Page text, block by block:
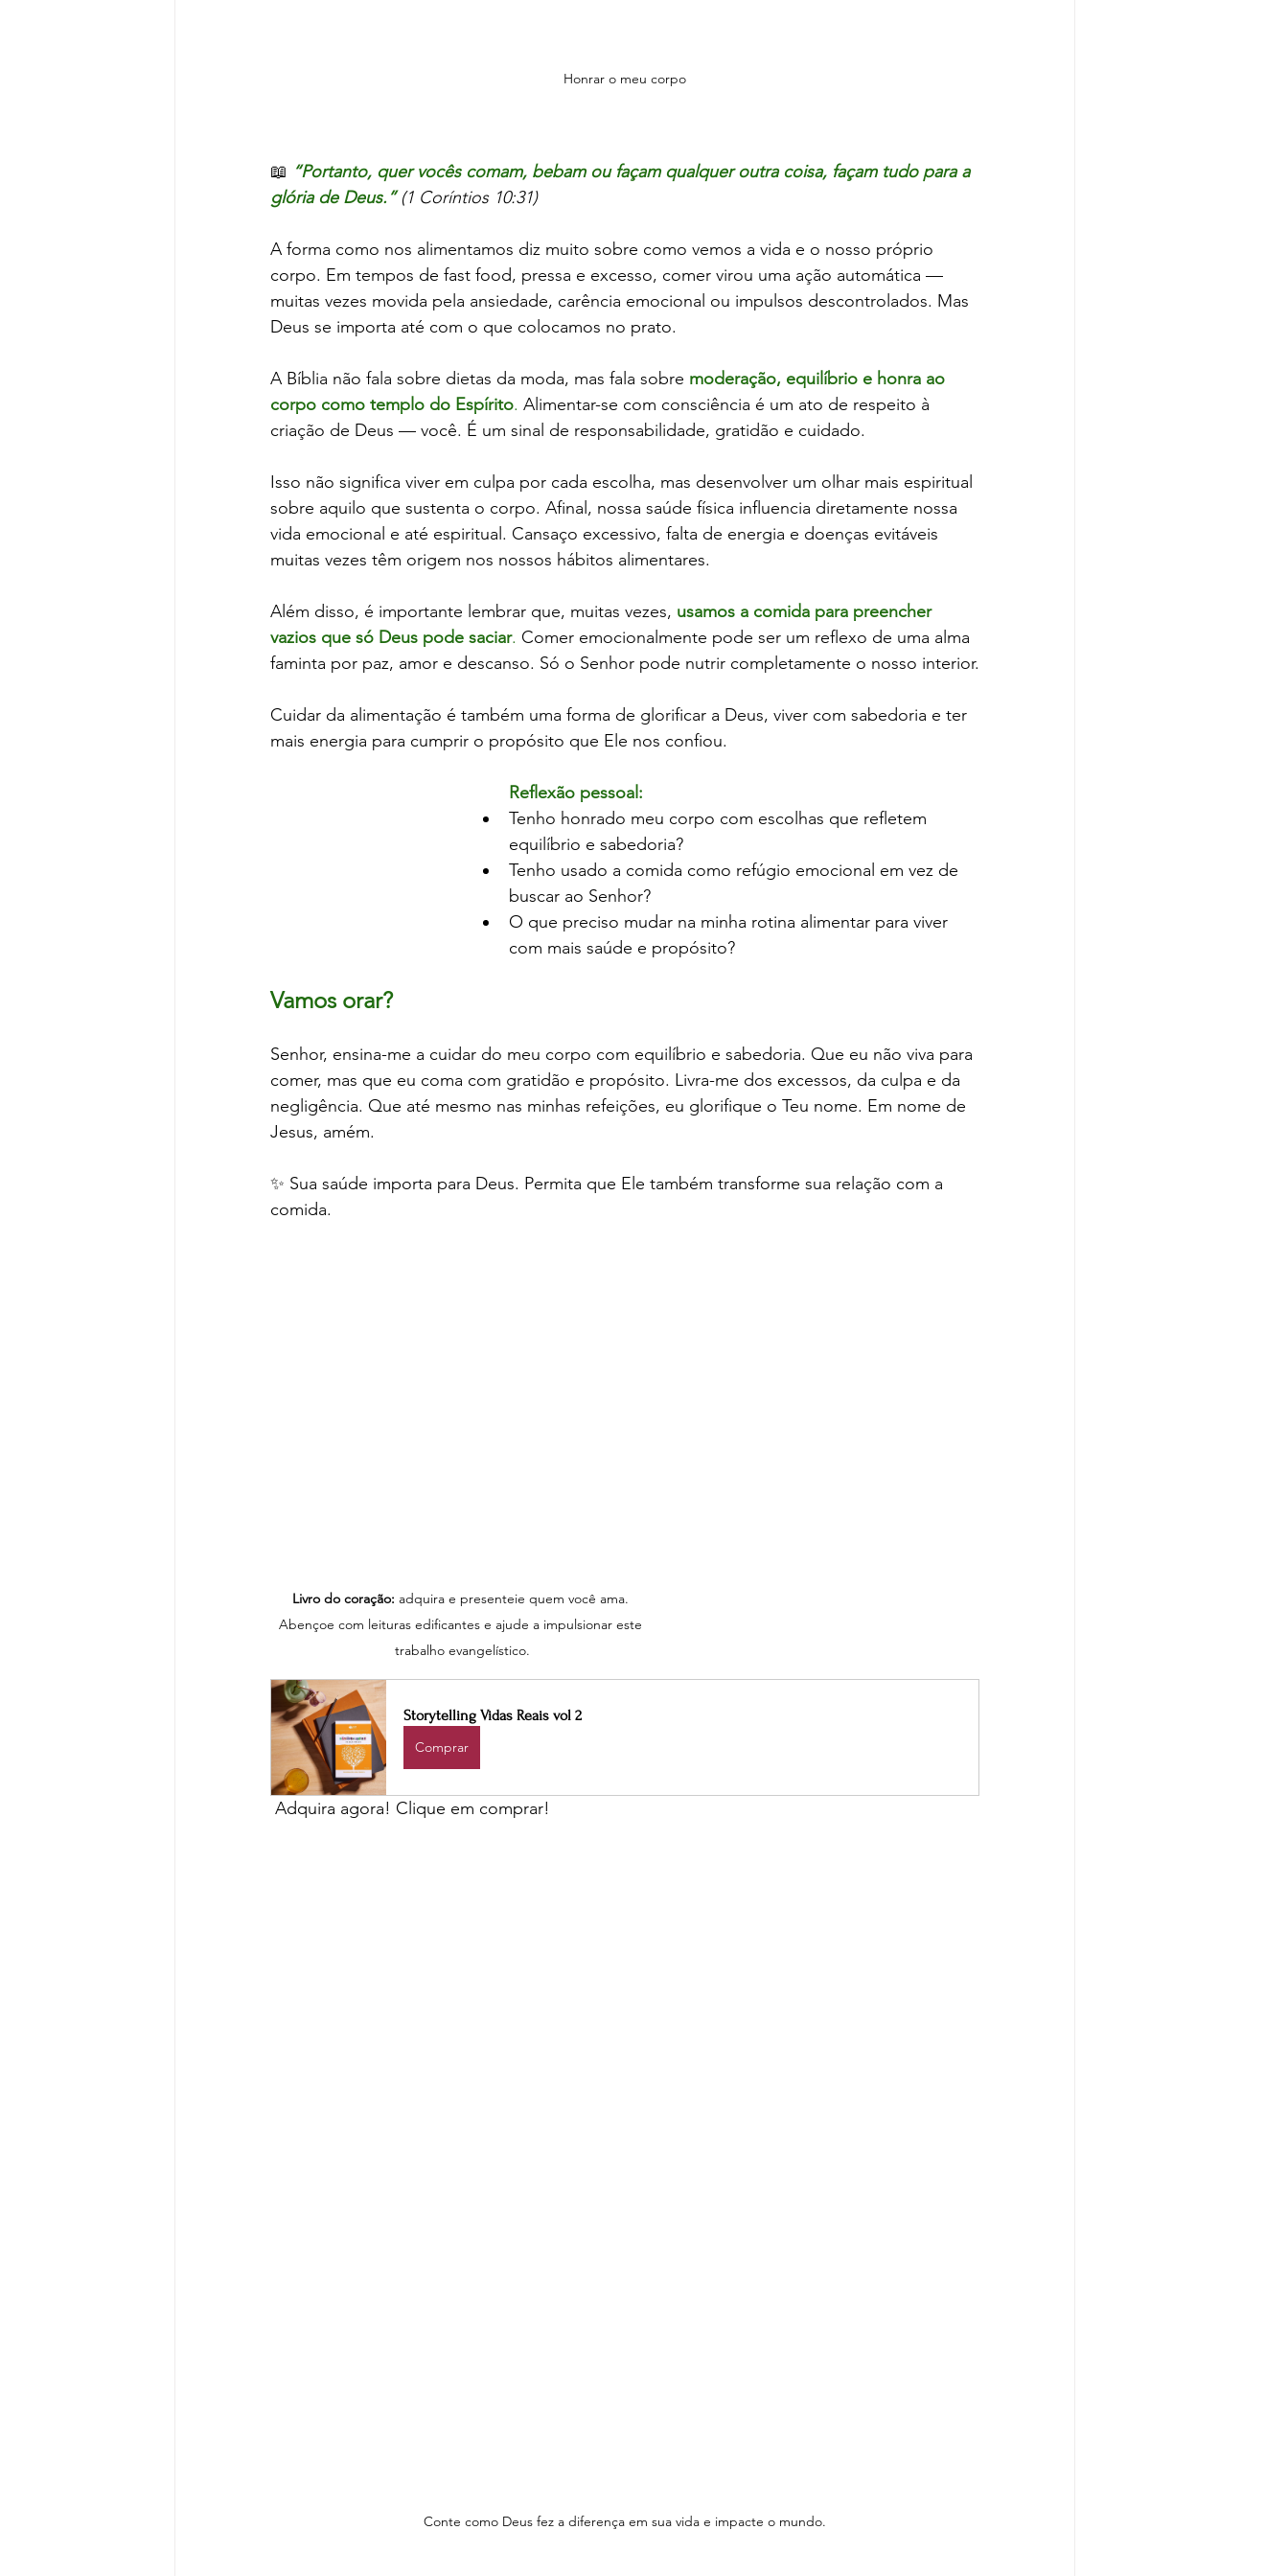
Honrar o meu corpo
📖 “Portanto, quer vocês comam, bebam ou façam qualquer outra coisa, façam tudo para a
glória de Deus.” (1 Coríntios 10:31)
A forma como nos alimentamos diz muito sobre como vemos a vida e o nosso próprio
corpo. Em tempos de fast food, pressa e excesso, comer virou uma ação automática —
muitas vezes movida pela ansiedade, carência emocional ou impulsos descontrolados. Mas
Deus se importa até com o que colocamos no prato.
A Bíblia não fala sobre dietas da moda, mas fala sobre moderação, equilíbrio e honra ao
corpo como templo do Espírito. Alimentar-se com consciência é um ato de respeito à
criação de Deus — você. É um sinal de responsabilidade, gratidão e cuidado.
Isso não significa viver em culpa por cada escolha, mas desenvolver um olhar mais espiritual
sobre aquilo que sustenta o corpo. Afinal, nossa saúde física influencia diretamente nossa
vida emocional e até espiritual. Cansaço excessivo, falta de energia e doenças evitáveis
muitas vezes têm origem nos nossos hábitos alimentares.
Além disso, é importante lembrar que, muitas vezes, usamos a comida para preencher
vazios que só Deus pode saciar. Comer emocionalmente pode ser um reflexo de uma alma
faminta por paz, amor e descanso. Só o Senhor pode nutrir completamente o nosso interior.
Cuidar da alimentação é também uma forma de glorificar a Deus, viver com sabedoria e ter
mais energia para cumprir o propósito que Ele nos confiou.
Reflexão pessoal:
Tenho honrado meu corpo com escolhas que refletem
equilíbrio e sabedoria?
Tenho usado a comida como refúgio emocional em vez de
buscar ao Senhor?
O que preciso mudar na minha rotina alimentar para viver
com mais saúde e propósito?
Vamos orar?
Senhor, ensina-me a cuidar do meu corpo com equilíbrio e sabedoria. Que eu não viva para
comer, mas que eu coma com gratidão e propósito. Livra-me dos excessos, da culpa e da
negligência. Que até mesmo nas minhas refeições, eu glorifique o Teu nome. Em nome de
Jesus, amém.
✨ Sua saúde importa para Deus. Permita que Ele também transforme sua relação com a
comida.
Livro do coração: adquira e presenteie quem você ama.
Abençoe com leituras edificantes e ajude a impulsionar este
trabalho evangelístico.
Storytelling Vidas Reais vol 2
Comprar
Adquira agora! Clique em comprar!
Conte como Deus fez a diferença em sua vida e impacte o mundo.